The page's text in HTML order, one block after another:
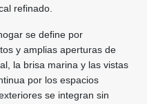
refinado.
se define por
y amplias aperturas de
la brisa marina y las vistas
por los espacios
se integran sin